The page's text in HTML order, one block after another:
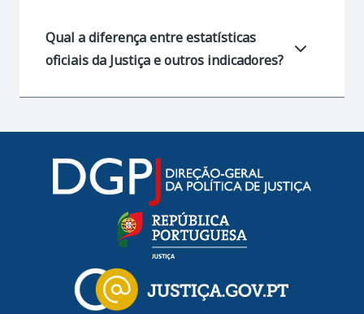
Qual a diferença entre estatísticas
oficiais da Justiça e outros indicadores?